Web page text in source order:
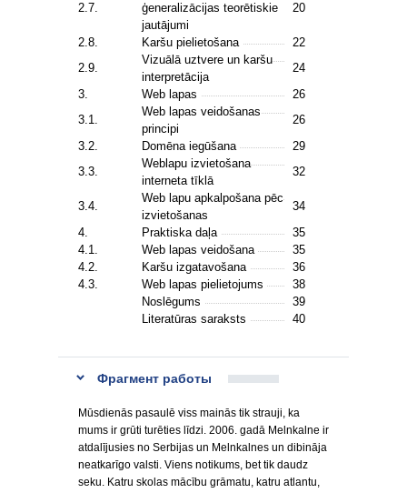
2.7.
ģeneralizācijas teorētiskie
jautājumi
20
2.8. Karšu pielietošana
22
2.9.
Vizuālā uztvere un karšu
interpretācija
24
3.
Web lapas
26
3.1.
Web lapas veidošanas
principi
26
3.2.
Domēna iegūšana
29
3.3.
Weblapu izvietošana
interneta tīklā
32
3.4.
Web lapu apkalpošana pēc
izvietošanas
34
4.
Praktiska daļa
35
4.1.
Web lapas veidošana
35
4.2.
Karšu izgatavošana
36
4.3.
Web lapas pielietojums
38
Noslēgums
39
Literatūras saraksts
40
Фрагмент работы
Mūsdienās pasaulē viss mainās tik strauji, ka
mums ir grūti turēties līdzi. 2006. gadā Melnkalne ir
atdalījusies no Serbijas un Melnkalnes un dibināja
neatkarīgo valsti. Viens notikums, bet tik daudz
seku. Katru skolas mācību grāmatu, katru atlantu,